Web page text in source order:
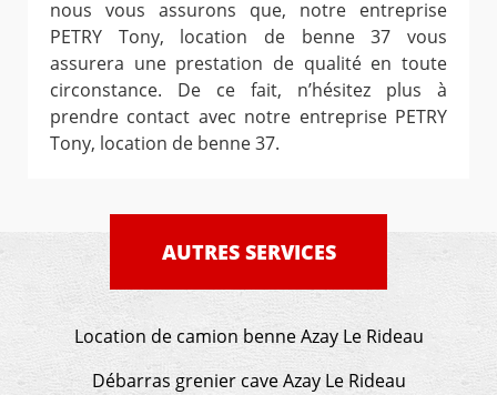
nous vous assurons que, notre entreprise
PETRY Tony, location de benne 37 vous
assurera une prestation de qualité en toute
circonstance. De ce fait, n’hésitez plus à
prendre contact avec notre entreprise PETRY
Tony, location de benne 37.
AUTRES SERVICES
Location de camion benne Azay Le Rideau
Débarras grenier cave Azay Le Rideau